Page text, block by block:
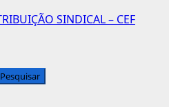
SINDICAL – CEF